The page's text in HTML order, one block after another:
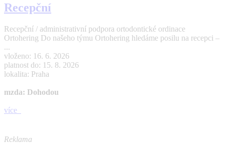
Recepční
Recepční / administrativní podpora ortodontické ordinace
Ortohering Do našeho týmu Ortohering hledáme posilu na recepci –
...
vloženo: 16. 6. 2026
platnost do: 15. 8. 2026
lokalita: Praha
mzda: Dohodou
více
Reklama